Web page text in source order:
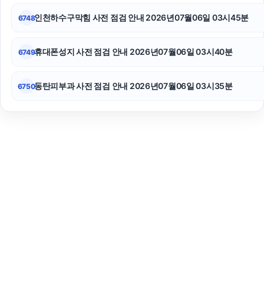
6748인천하수구막힘 사전 점검 안내 2026년07월06일 03시45분
6749휴대폰성지 사전 점검 안내 2026년07월06일 03시40분
6750동탄피부과 사전 점검 안내 2026년07월06일 03시35분